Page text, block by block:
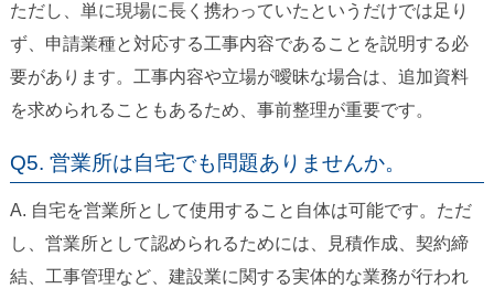
ただし、単に現場に長く携わっていたというだけでは足り
ず、申請業種と対応する工事内容であることを説明する必
要があります。工事内容や立場が曖昧な場合は、追加資料
を求められることもあるため、事前整理が重要です。
Q5. 営業所は自宅でも問題ありませんか。
A. 自宅を営業所として使用すること自体は可能です。ただ
し、営業所として認められるためには、見積作成、契約締
結、工事管理など、建設業に関する実体的な業務が行われ